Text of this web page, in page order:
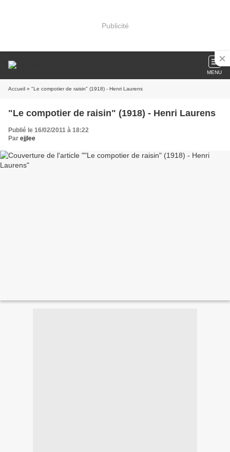
Publicité
MENU
Accueil » "Le compotier de raisin" (1918) - Henri Laurens
"Le compotier de raisin" (1918) - Henri Laurens
Publié le 16/02/2011 à 18:22
Par ejjlee